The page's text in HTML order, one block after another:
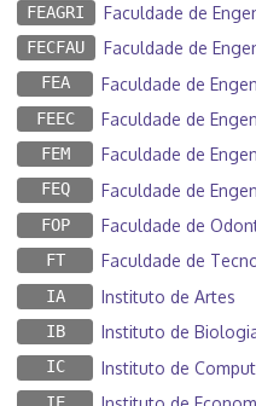
FEAGRI Faculdade de
FECFAU Faculdade de
FEA Faculdade de
FEEC Faculdade de
FEM Faculdade de
FEQ Faculdade de
FOP Faculdade de
FT Faculdade de
IA Instituto de Artes
IB Instituto de
IC Instituto de
IE